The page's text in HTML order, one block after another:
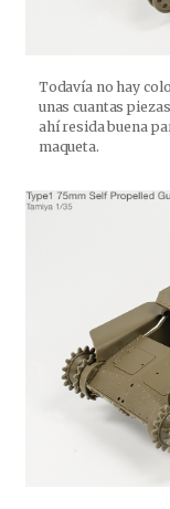
Todavía no hay
unas cuantas
ahí resida buena
maqueta.